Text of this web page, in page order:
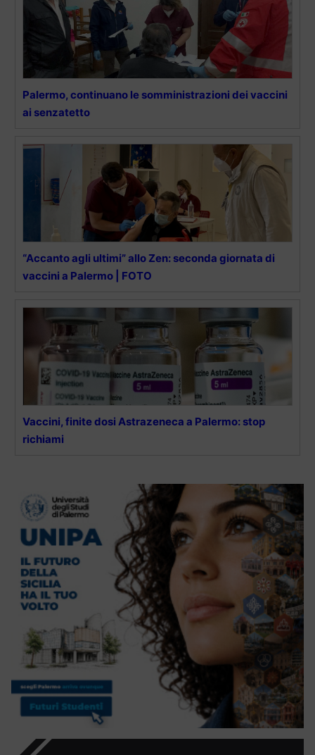
Palermo, continuano le somministrazioni dei vaccini
ai senzatetto
“Accanto agli ultimi” allo Zen: seconda giornata di
vaccini a Palermo | FOTO
Vaccini, finite dosi Astrazeneca a Palermo: stop
richiami